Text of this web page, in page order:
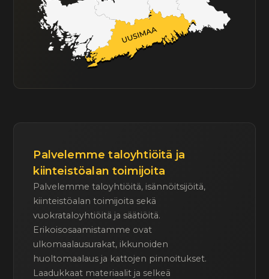
Palvelemme taloyhtiöitä ja
kiinteistöalan toimijoita
Palvelemme taloyhtiöitä, isännöitsijöitä,
kiinteistöalan toimijoita sekä
vuokrataloyhtiöitä ja säätiöitä.
Erikoisosaamistamme ovat
ulkomaalausurakat, ikkunoiden
huoltomaalaus ja kattojen pinnoitukset.
Laadukkaat materiaalit ja selkeä